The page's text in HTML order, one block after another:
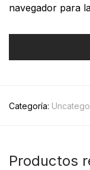
navegador para
Categoría:
Productos